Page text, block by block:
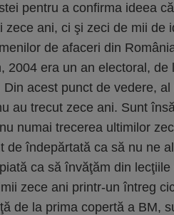
pentru a confirma ideea
ani, ci şi zeci de mii de
de afaceri din
2004 era un an electoral, de
acest punct de vedere, al
au trecut zece ani. Sunt
numai trecerea ultimilor
de îndepărtată ca să nu ne
ca să învăţăm din lecţiile
zece ani printr-un întreg
de la prima copertă a BM,